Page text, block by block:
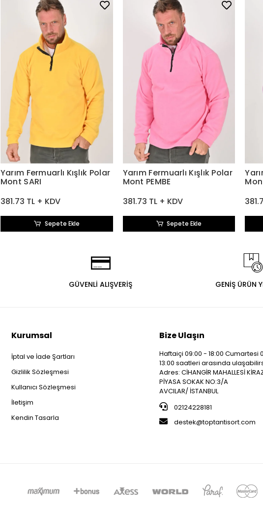
Yarım Fermuarlı Kışlık Polar
Mont SARI
381.73 TL + KDV
Sepete Ekle
Yarım Fermuarlı Kışlık Polar
Mont PEMBE
381.73 TL + KDV
Sepete Ekle
GÜVENLİ ALIŞVERİŞ GENİŞ ÜRÜN
Kurumsal
İptal ve İade Şartları
Gizlilik Sözleşmesi
Kullanıcı Sözleşmesi
İletişim
Kendin Tasarla
Bize Ulaşın
Haftaiçi 09:00 - 18:00 Cumartesi
13:00 saatleri arasında
Adres: CİHANGİR MAHALLESİ
PİYASA SOKAK NO:3/A
AVCILAR/ İSTANBUL
02124228181
destek@toptantisort.com